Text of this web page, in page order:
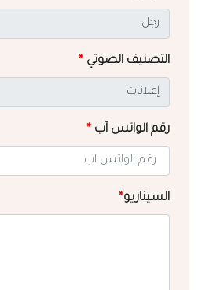
التصنيف الصوتي *
رقم الواتس آب *
السيناريو*